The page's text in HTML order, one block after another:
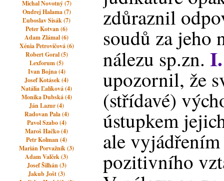
Michal Novotný (7)
Ondrej Halama (7)
Ľuboslav Sisák (7)
Peter Kotvan (6)
Adam Zlámal (6)
Xénia Petrovičová (6)
Robert Goral (5)
Lexforum (5)
Ivan Bojna (4)
Josef Kotásek (4)
Natália Ľalíková (4)
Monika Dubská (4)
Ján Lazur (4)
Radovan Pala (4)
Pavol Szabo (4)
Maroš Hačko (4)
Petr Kolman (4)
Marián Porvažník (3)
Adam Valček (3)
Josef Šilhán (3)
Jakub Jošt (3)
zdůraznil
soudů za jeho
nálezu sp.zn.
upozornil, že
(střídavé)
ústupkem
ale
pozitivního